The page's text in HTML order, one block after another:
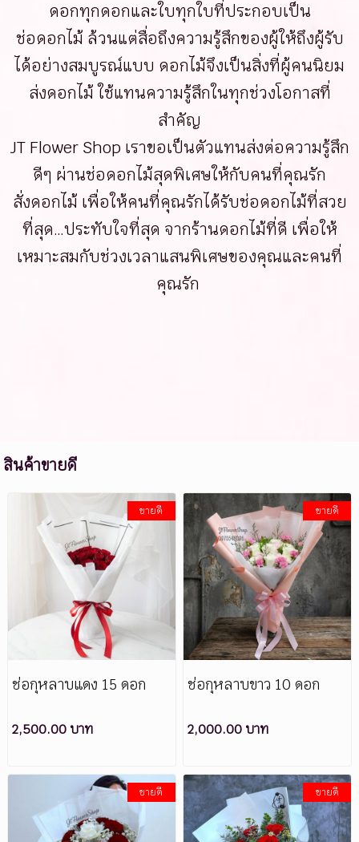
ดอกทุกดอกและใบทุกใบที่ประกอบเป็น
ช่อดอกไม้ ล้วนแต่สื่อถึงความรู้สึกของผู้ให้ถึงผู้รับ
ได้อย่างสมบูรณ์แบบ ดอกไม้จึงเป็นสิ่งที่ผู้คนนิยม
ส่งดอกไม้ ใช้แทนความรู้สึกในทุกช่วงโอกาสที่
สำคัญ
JT Flower Shop เราขอเป็นตัวแทนส่งต่อความรู้สึก
ดีๆ ผ่านช่อดอกไม้สุดพิเศษให้กับคนที่คุณรัก
สั่งดอกไม้ เพื่อให้คนที่คุณรักได้รับช่อดอกไม้ที่สวย
ที่สุด…ประทับใจที่สุด จากร้านดอกไม้ที่ดี เพื่อให้
เหมาะสมกับช่วงเวลาแสนพิเศษของคุณและคนที่
คุณรัก
สินค้าขายดี
ขายดี
ช่อกุหลาบแดง 15 ดอก
2,500.00 บาท
ขายดี
ช่อกุหลาบขาว 10 ดอก
2,000.00 บาท
ขายดี ขายดี